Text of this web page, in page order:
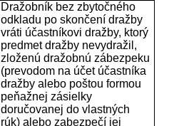
Dražobník bez zbytočného
odkladu po skončení dražby
vráti účastníkovi dražby, ktorý
predmet dražby nevydražil,
zloženú dražobnú zábezpeku
(prevodom na účet účastníka
dražby alebo poštou formou
peňažnej zásielky
doručovanej do vlastných
rúk) alebo zabezpečí jej